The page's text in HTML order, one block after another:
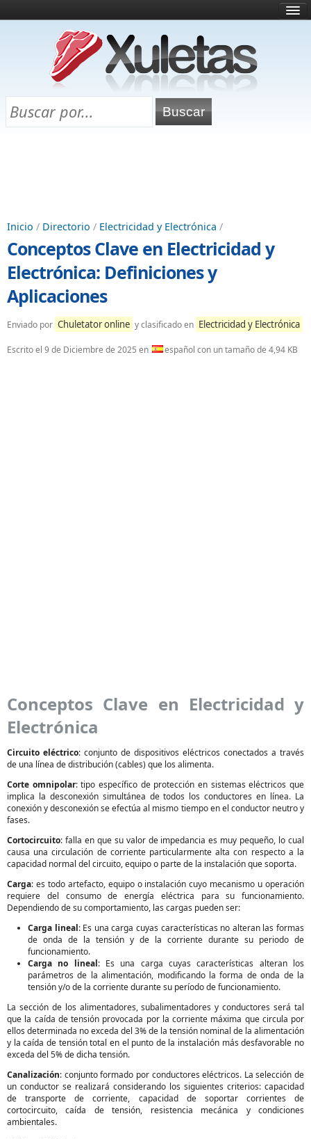
¿Qué es esto?
Directorio
Chuletas para exámenes
Inicio / Directorio / Electricidad y Electrónica /
Conceptos Clave en Electricidad y
Electrónica: Definiciones y
Aplicaciones
Enviado por Chuletator online y clasificado en Electricidad y Electrónica
Escrito el 9 de Diciembre de 2025 en español con un tamaño de 4,94 KB
Conceptos Clave en Electricidad y
Electrónica
Circuito eléctrico: conjunto de dispositivos eléctricos conectados a través
de una línea de distribución (cables) que los alimenta.
Corte omnipolar: tipo específico de protección en sistemas eléctricos que
implica la desconexión simultánea de todos los conductores en línea. La
conexión y desconexión se efectúa al mismo tiempo en el conductor neutro y
fases.
Cortocircuito: falla en que su valor de impedancia es muy pequeño, lo cual
causa una circulación de corriente particularmente alta con respecto a la
capacidad normal del circuito, equipo o parte de la instalación que soporta.
Carga: es todo artefacto, equipo o instalación cuyo mecanismo u operación
requiere del consumo de energía eléctrica para su funcionamiento.
Dependiendo de su comportamiento, las cargas pueden ser:
Carga lineal: Es una carga cuyas características no alteran las formas
de onda de la tensión y de la corriente durante su periodo de
funcionamiento.
Carga no lineal: Es una carga cuyas características alteran los
parámetros de la alimentación, modificando la forma de onda de la
tensión y/o de la corriente durante su período de funcionamiento.
La sección de los alimentadores, subalimentadores y conductores será tal
que la caída de tensión provocada por la corriente máxima que circula por
ellos determinada no exceda del 3% de la tensión nominal de la alimentación
y la caída de tensión total en el punto de la instalación más desfavorable no
exceda del 5% de dicha tensión.
Canalización: conjunto formado por conductores eléctricos. La selección de
un conductor se realizará considerando los siguientes criterios: capacidad
de transporte de corriente, capacidad de soportar corrientes de
cortocircuito, caída de tensión, resistencia mecánica y condiciones
ambientales.